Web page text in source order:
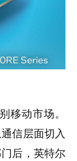
移动市场。
信层面切入
后，英特尔